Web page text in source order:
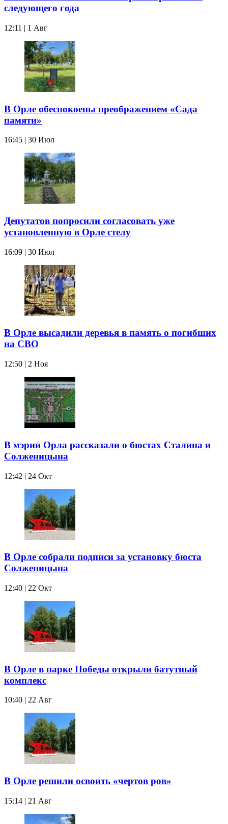
следующего года
12:11 | 1 Авг
В Орле обеспокоены преображением «Сада
памяти»
16:45 | 30 Июл
Депутатов попросили согласовать уже
установленную в Орле стелу
16:09 | 30 Июл
В Орле высадили деревья в память о погибших
на СВО
12:50 | 2 Ноя
В мэрии Орла рассказали о бюстах Сталина и
Солженицына
12:42 | 24 Окт
В Орле собрали подписи за установку бюста
Солженицына
12:40 | 22 Окт
В Орле в парке Победы открыли батутный
комплекс
10:40 | 22 Авг
В Орле решили освоить «чертов ров»
15:14 | 21 Авг